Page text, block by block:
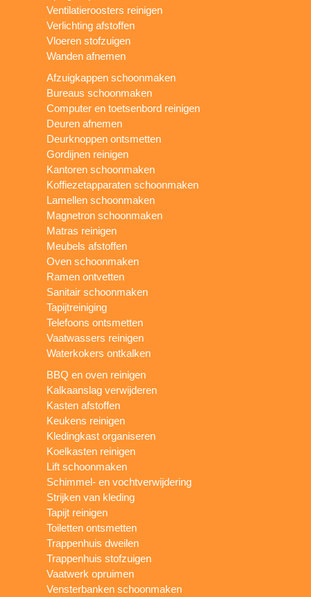
Ventilatieroosters reinigen
Verlichting afstoffen
Vloeren stofzuigen
Wanden afnemen
Afzuigkappen schoonmaken
Bureaus schoonmaken
Computer en toetsenbord reinigen
Deuren afnemen
Deurknoppen ontsmetten
Gordijnen reinigen
Kantoren schoonmaken
Koffiezetapparaten schoonmaken
Lamellen schoonmaken
Magnetron schoonmaken
Matras reinigen
Meubels afstoffen
Oven schoonmaken
Ramen ontvetten
Sanitair schoonmaken
Tapijtreiniging
Telefoons ontsmetten
Vaatwassers reinigen
Waterkokers ontkalken
BBQ en oven reinigen
Kalkaanslag verwijderen
Kasten afstoffen
Keukens reinigen
Kledingkast organiseren
Koelkasten reinigen
Lift schoonmaken
Schimmel- en vochtverwijdering
Strijken van kleding
Tapijt reinigen
Toiletten ontsmetten
Trappenhuis dweilen
Trappenhuis stofzuigen
Vaatwerk opruimen
Vensterbanken schoonmaken